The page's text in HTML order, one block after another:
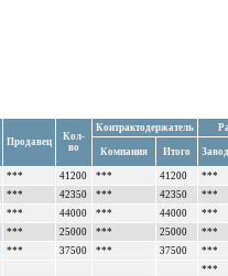
Продавец
Кол-
во
Контрактодержатель
Компания Итого Завод
*** 41200 *** 41200
***
*** 42350 *** 42350
***
*** 44000 *** 44000
***
*** 25000 *** 25000
***
*** 37500 *** 37500
***
***